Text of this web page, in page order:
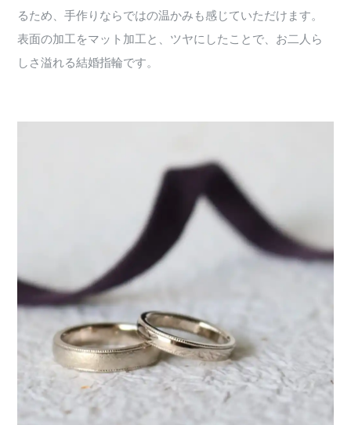
るため、手作りならではの温かみも感じていただけます。
表面の加工をマット加工と、ツヤにしたことで、お二人ら
しさ溢れる結婚指輪です。